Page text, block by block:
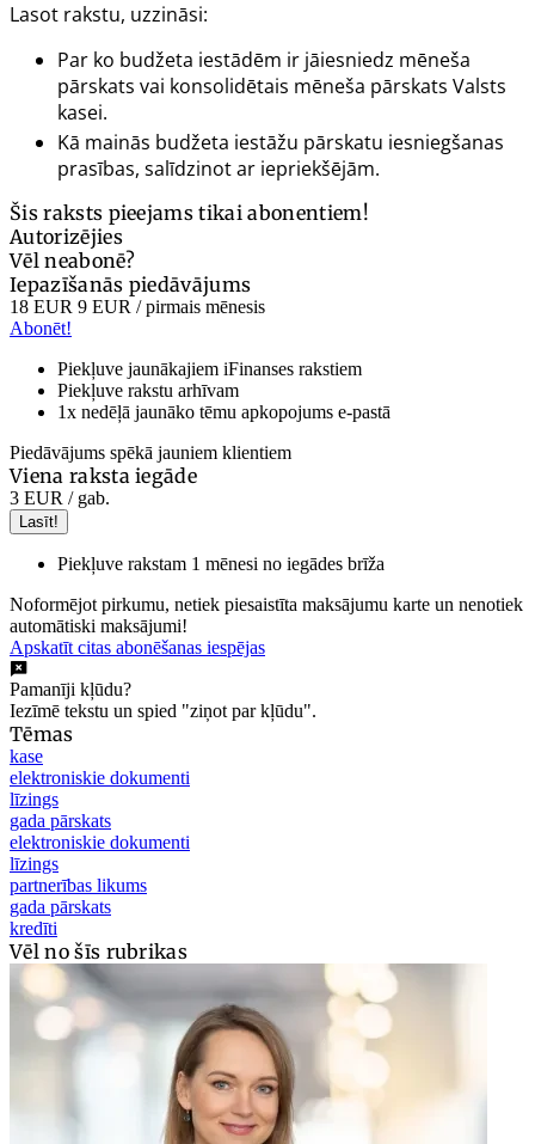
Lasot rakstu, uzzināsi:
Par ko budžeta iestādēm ir jāiesniedz mēneša
pārskats vai konsolidētais mēneša pārskats Valsts
kasei.
Kā mainās budžeta iestāžu pārskatu iesniegšanas
prasības, salīdzinot ar iepriekšējām.
Šis raksts pieejams tikai abonentiem!
Autorizējies
Vēl neabonē?
Iepazīšanās piedāvājums
18 EUR 9 EUR / pirmais mēnesis
Abonēt!
Piekļuve jaunākajiem iFinanses rakstiem
Piekļuve rakstu arhīvam
1x nedēļā jaunāko tēmu apkopojums e-pastā
Piedāvājums spēkā jauniem klientiem
Viena raksta iegāde
3 EUR / gab.
Lasīt!
Piekļuve rakstam 1 mēnesi no iegādes brīža
Noformējot pirkumu, netiek piesaistīta maksājumu karte un nenotiek
automātiski maksājumi!
Apskatīt citas abonēšanas iespējas
Pamanīji kļūdu?
Iezīmē tekstu un spied "ziņot par kļūdu".
Tēmas
kase
elektroniskie dokumenti
līzings
gada pārskats
elektroniskie dokumenti
līzings
partnerības likums
gada pārskats
kredīti
Vēl no šīs rubrikas